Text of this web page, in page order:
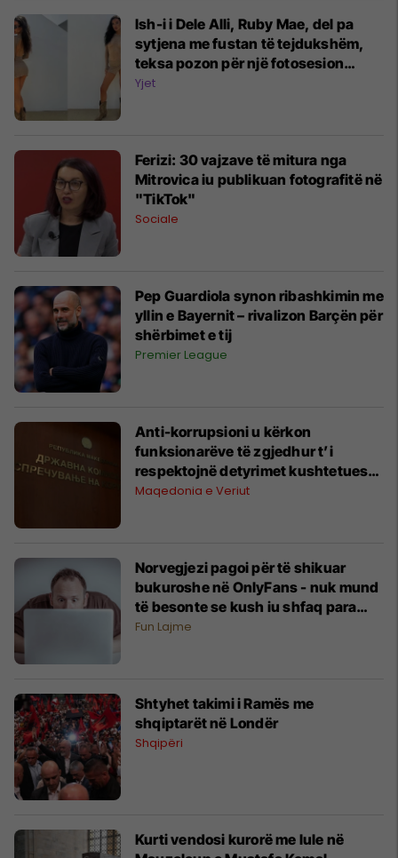
Ish-i i Dele Alli, Ruby Mae, del pa
sytjena me fustan të tejdukshëm,
teksa pozon për një fotosesion
mbresëlënës
Yjet
Ferizi: 30 vajzave të mitura nga
Mitrovica iu publikuan fotografitë në
"TikTok"
Sociale
Pep Guardiola synon ribashkimin me
yllin e Bayernit – rivalizon Barçën për
shërbimet e tij
Premier League
Anti-korrupsioni u kërkon
funksionarëve të zgjedhur t’i
respektojnë detyrimet kushtetuese
dhe ligjore
Maqedonia e Veriut
Norvegjezi pagoi për të shikuar
bukuroshe në OnlyFans - nuk mund
të besonte se kush iu shfaq para
kamerave
Fun Lajme
Shtyhet takimi i Ramës me
shqiptarët në Londër
Shqipëri
Kurti vendosi kurorë me lule në